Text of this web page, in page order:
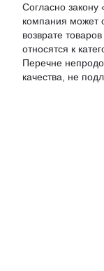
Согласно закону
компания может
возврате
относятся к
Перечне
качества, не